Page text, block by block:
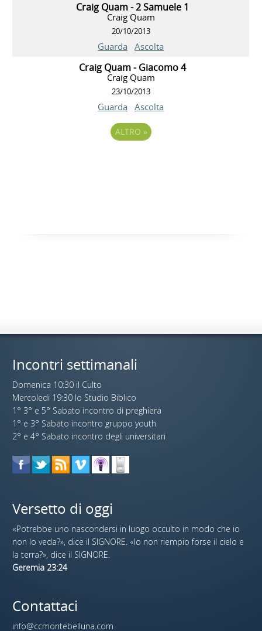
Craig Quam - 2 Samuele 1
Craig Quam
20/10/2013
Guarda Ascolta
Craig Quam - Giacomo 4
Craig Quam
23/10/2013
Guarda Ascolta
ALTRO »
Incontri settimanali
Domenica 10:30 il Culto
Mercoledi 19:30 lo Studio Biblico
1° 3° e 5° Sabato incontro di preghiera
1° e 3° Sabato incontro gruppo youth
2° e 4° Sabato incontro degli universitari
Versetto di oggi
«Potrebbe uno nascondersi in luogo occulto in modo che io
non lo veda?», dice il SIGNORE. «Io non riempio forse il cielo e
la terra?», dice il SIGNORE.
Geremia 23:24
Contattaci
info@ccmontebelluna.com